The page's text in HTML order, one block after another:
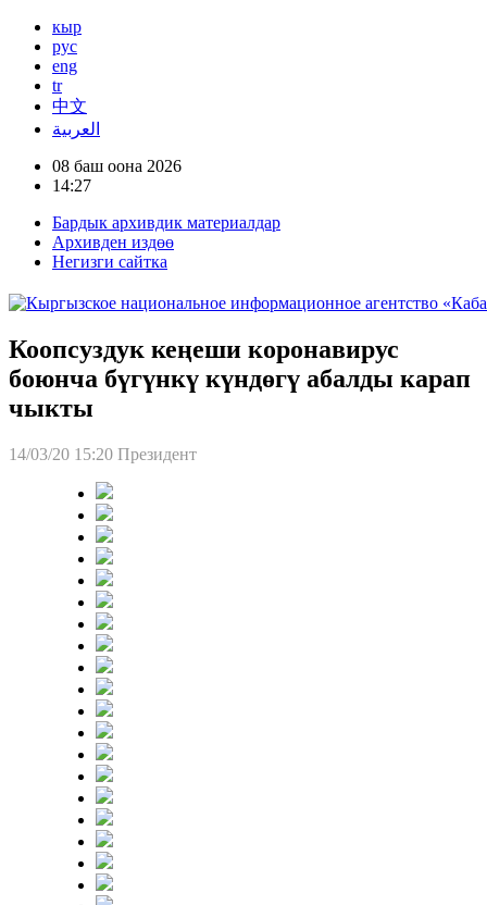
кыр
рус
eng
tr
中文
العربية
08 баш оона 2026
14:27
Бардык архивдик материалдар
Архивден издөө
Негизги сайтка
Коопсуздук кеңеши коронавирус
боюнча бүгүнкү күндөгү абалды карап
чыкты
14/03/20 15:20 Президент